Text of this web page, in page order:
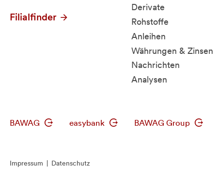
Filialfinder
Derivate
Rohstoffe
Anleihen
Währungen & Zinsen
Nachrichten
Analysen
BAWAG easybank BAWAG Group
Impressum Datenschutz